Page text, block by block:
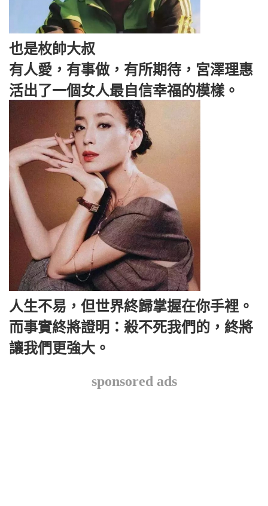
也是枚帥大叔
有人愛，有事做，有所期待，宮澤理惠
活出了一個女人最自信幸福的模樣。
人生不易，但世界終歸掌握在你手裡。
而事實終將證明：殺不死我們的，終將
讓我們更強大。
sponsored ads